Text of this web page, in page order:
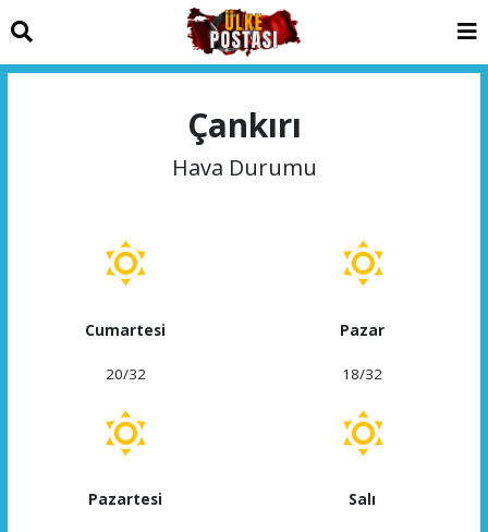
Çankırı
Hava Durumu
Cumartesi
20/32
Pazar
18/32
Pazartesi Salı